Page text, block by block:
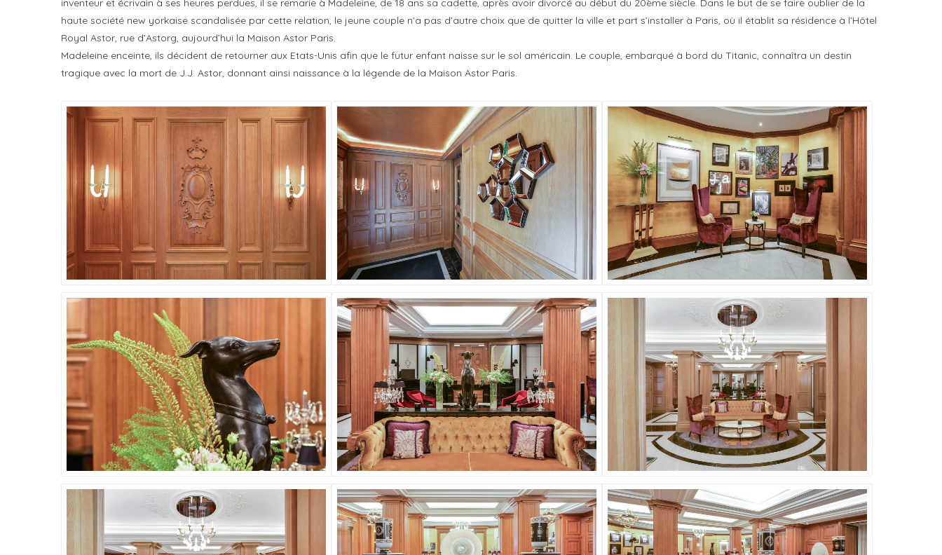
inventeur et écrivain à ses heures perdues, il se remarie à Madeleine, de 18 ans sa cadette, après avoir divorcé au début du 20ème siècle. Dans le but de se faire oublier de la
haute société new yorkaise scandalisée par cette relation, le jeune couple n’a pas d’autre choix que de quitter la ville et part s’installer à Paris, où il établit sa résidence à l’Hôtel
Royal Astor, rue d’Astorg, aujourd’hui la Maison Astor Paris.
Madeleine enceinte, ils décident de retourner aux Etats-Unis afin que le futur enfant naisse sur le sol américain. Le couple, embarqué à bord du Titanic, connaîtra un destin
tragique avec la mort de J.J. Astor, donnant ainsi naissance à la légende de la Maison Astor Paris.